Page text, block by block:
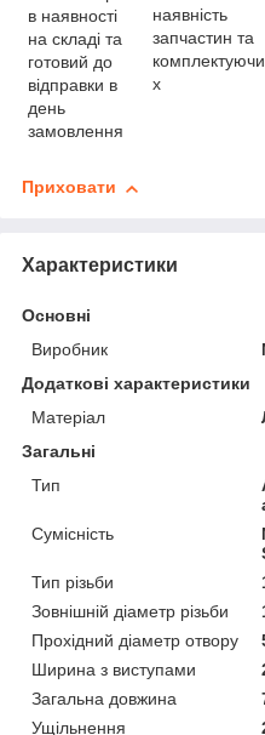
в наявності
на складі та
готовий до
відправки в
день
замовлення
наявність
запчастин та
комплектуючи
х
Приховати
Характеристики
Основні
Виробник
Додаткові характеристики
Матеріал
Загальні
Тип
Сумісність
Тип різьби
Зовнішній діаметр різьби
Прохідний діаметр отвору
Ширина з виступами
Загальна довжина
Ущільнення